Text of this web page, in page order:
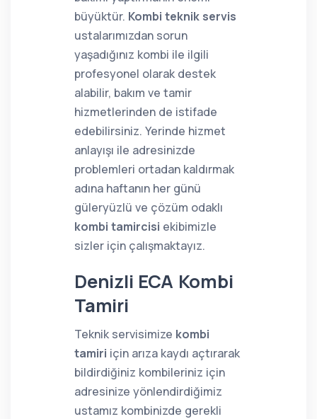
büyüktür. Kombi teknik servis
ustalarımızdan sorun
yaşadığınız kombi ile ilgili
profesyonel olarak destek
alabilir, bakım ve tamir
hizmetlerinden de istifade
edebilirsiniz. Yerinde hizmet
anlayışı ile adresinizde
problemleri ortadan kaldırmak
adına haftanın her günü
güleryüzlü ve çözüm odaklı
kombi tamircisi ekibimizle
sizler için çalışmaktayız.
Denizli ECA Kombi
Tamiri
Teknik servisimize kombi
tamiri için arıza kaydı açtırarak
bildirdiğiniz kombileriniz için
adresinize yönlendirdiğimiz
ustamız kombinizde gerekli